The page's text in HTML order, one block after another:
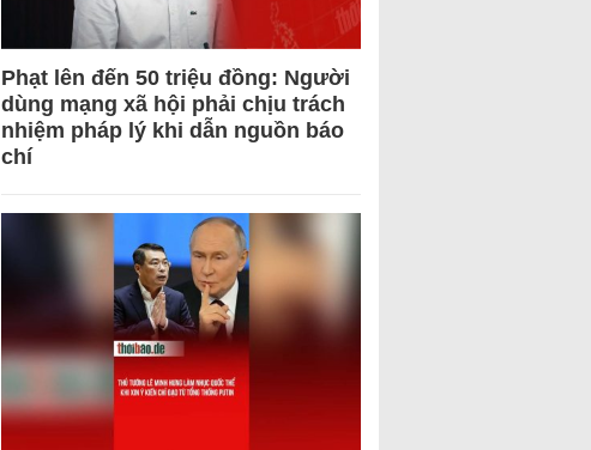
Phạt lên đến 50 triệu đồng: Người
dùng mạng xã hội phải chịu trách
nhiệm pháp lý khi dẫn nguồn báo
chí